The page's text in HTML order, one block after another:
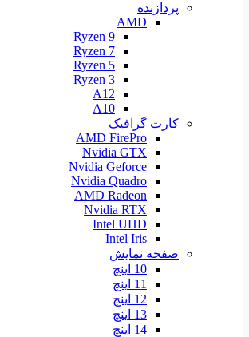
پردازنده
AMD
Ryzen 9
Ryzen 7
Ryzen 5
Ryzen 3
A12
A10
کارت گرافیک
AMD FirePro
Nvidia GTX
Nvidia Geforce
Nvidia Quadro
AMD Radeon
Nvidia RTX
Intel UHD
Intel Iris
صفحه نمایش
10 اینچ
11 اینچ
12 اینچ
13 اینچ
14 اینچ